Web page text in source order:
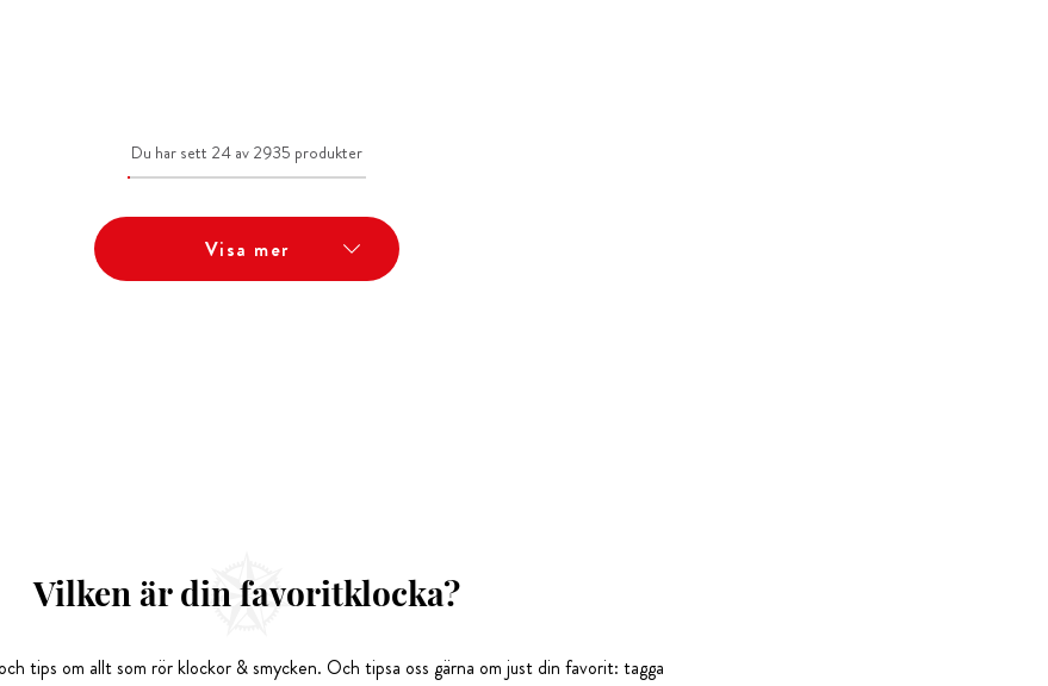
Du har sett 24 av 2935 produkter
Visa mer
Vilken är din favoritklocka?
tips om allt som rör klockor & smycken. Och tipsa oss gärna om just din favorit: tagga